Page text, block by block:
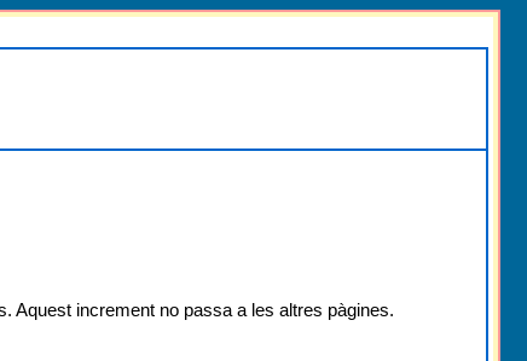
Aquest increment no passa a les altres pàgines.